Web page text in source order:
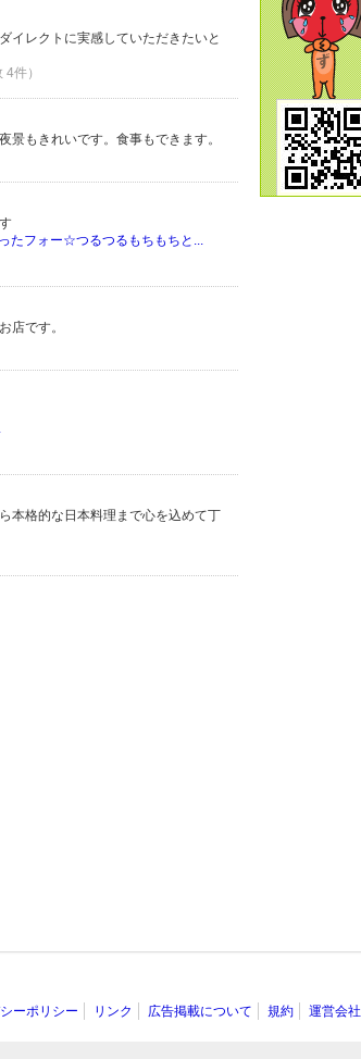
イレクトに実感していただきたいと
件）
景もきれいです。食事もできます。
たフォー☆つるつるもちもちと...
店です。
本格的な日本料理まで心を込めて丁
ーポリシー リンク 広告掲載について 規約 運営会社